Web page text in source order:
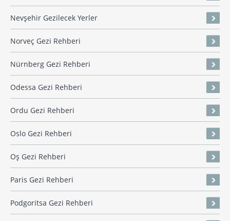
Nevşehir Gezilecek Yerler
Norveç Gezi Rehberi
Nürnberg Gezi Rehberi
Odessa Gezi Rehberi
Ordu Gezi Rehberi
Oslo Gezi Rehberi
Oş Gezi Rehberi
Paris Gezi Rehberi
Podgoritsa Gezi Rehberi